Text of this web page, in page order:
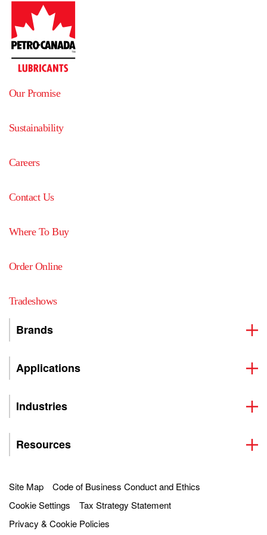
Our Promise
Sustainability
Careers
Contact Us
Where To Buy
Order Online
Tradeshows
Brands
Applications
Industries
Resources
Site Map
Code of Business Conduct and Ethics
Cookie Settings
Tax Strategy Statement
Privacy & Cookie Policies